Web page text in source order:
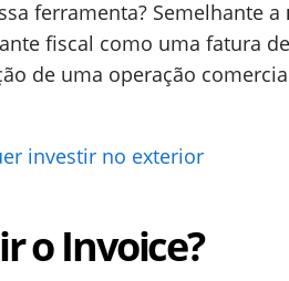
ferramenta? Semelhante a
fiscal como uma fatura de
de uma operação
investir no exterior
o Invoice?